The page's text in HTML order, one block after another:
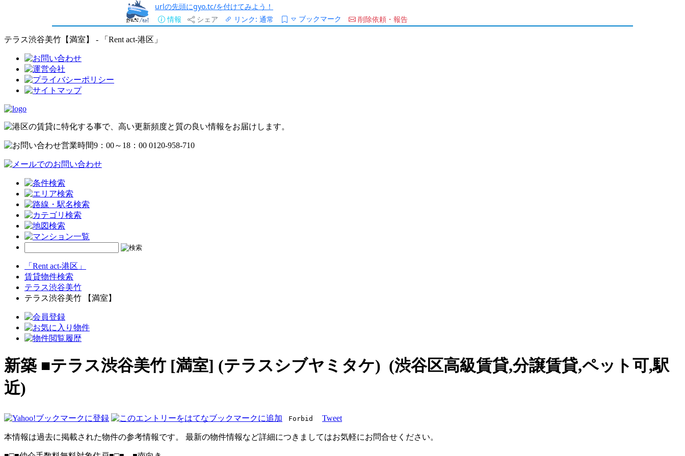
urlの先頭にgyo.tc/を付けてみよう！
情報
シェア リンク: 通常 ブックマーク 削除依頼・報告